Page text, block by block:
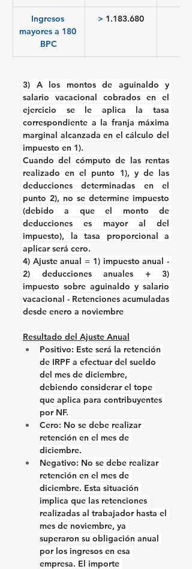
Ingresos
mayores a 180
BPC
> 1.183.680
3) A los montos de aguinaldo y
salario vacacional cobrados en el
ejercicio se le aplica la tasa
correspondiente a la franja máxima
marginal alcanzada en el cálculo del
impuesto en 1).
Cuando del cómputo de las rentas
realizado en el punto 1), y de las
deducciones determinadas en el
punto 2), no se determine impuesto
(debido a que el monto de
deducciones es mayor al del
impuesto), la tasa proporcional a
aplicar será cero.
4) Ajuste anual = 1) impuesto anual -
2) deducciones anuales + 3)
impuesto sobre aguinaldo y salario
vacacional - Retenciones acumuladas
desde enero a noviembre
Resultado del Ajuste Anual
Positivo: Este será la retención
de IRPF a efectuar del sueldo
del mes de diciembre,
debiendo considerar el tope
que aplica para contribuyentes
por NF.
Cero: No se debe realizar
retención en el mes de
diciembre.
Negativo: No se debe realizar
retención en el mes de
diciembre. Esta situación
implica que las retenciones
realizadas al trabajador hasta el
mes de noviembre, ya
superaron su obligación anual
por los ingresos en esa
empresa. El importe